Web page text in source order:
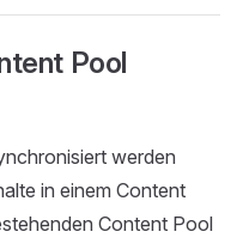
Pool
werden
in einem Content
Content Pool